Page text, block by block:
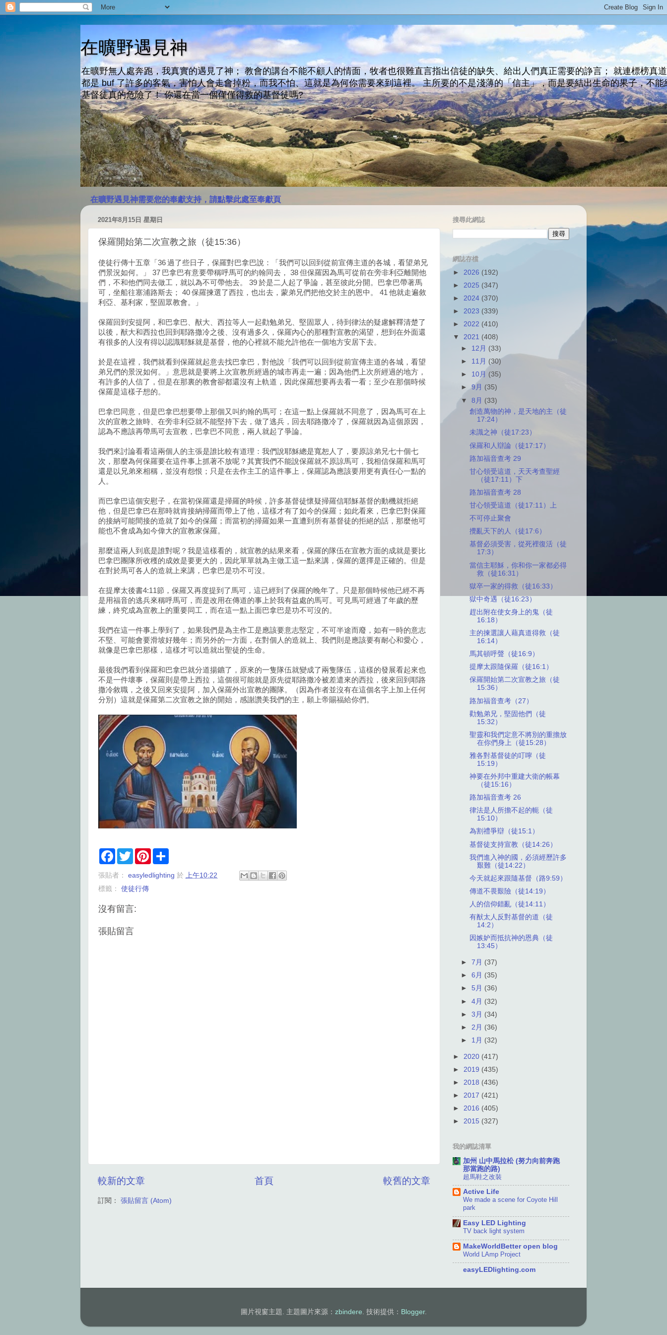
在曠野遇見神
在曠野無人處奔跑，我真實的遇見了神； 教會的講台不能不顧人的情面，牧者也很難直言指出信徒的缺失、給出人們真正需要的諍言； 就連標榜真
都是 buf 了許多的客氣，害怕人會走會掉粉，而我不怕、這就是為何你需要來到這裡。 主所要的不是淺薄的「信主」，而是要結出生命的果子，不能
基督徒真的危險了！ 你還在當一個僅僅得救的基督徒嗎?
在曠野遇見神需要您的奉獻支持，請點擊此處至奉獻頁
2021年8月15日 星期日
保羅開始第二次宣教之旅（徒15:36）
使徒行傳十五章「36 過了些日子，保羅對巴拿巴說：「我們可以回到從前宣傳主道的各城，看望弟兄
們景況如何。」 37 巴拿巴有意要帶稱呼馬可的約翰同去， 38 但保羅因為馬可從前在旁非利亞離開他
們，不和他們同去做工，就以為不可帶他去。 39 於是二人起了爭論，甚至彼此分開。巴拿巴帶著馬
可，坐船往塞浦路斯去； 40 保羅揀選了西拉，也出去，蒙弟兄們把他交於主的恩中。 41 他就走遍敘
利亞、基利家，堅固眾教會。」
保羅回到安提阿，和巴拿巴、猷大、西拉等人一起勸勉弟兄、堅固眾人，待到律法的疑慮解釋清楚了
以後，猷大和西拉也回到耶路撒冷之後、沒有過多久，保羅內心的那種對宣教的渴望，想到在外面還
有很多的人沒有得以認識耶穌就是基督，他的心裡就不能允許他在一個地方安居下去。
於是在這裡，我們就看到保羅就起意去找巴拿巴，對他說「我們可以回到從前宣傳主道的各城，看望
弟兄們的景況如何。」意思就是要將上次宣教所經過的城市再走一遍；因為他們上次所經過的地方，
有許多的人信了，但是在那裏的教會卻都還沒有上軌道，因此保羅想要再去看一看；至少在那個時候
保羅是這樣子想的。
巴拿巴同意，但是巴拿巴想要帶上那個又叫約翰的馬可；在這一點上保羅就不同意了，因為馬可在上
次的宣教之旅時、在旁非利亞就不能堅持下去，做了逃兵，回去耶路撒冷了，保羅就因為這個原因，
認為不應該再帶馬可去宣教，巴拿巴不同意，兩人就起了爭論。
我們來討論看看這兩個人的主張是誰比較有道理：我們說耶穌總是寬恕人了，要原諒弟兄七十個七
次，那麼為何保羅要在這件事上抓著不放呢？其實我們不能說保羅就不原諒馬可，我相信保羅和馬可
還是以兄弟來相稱，並沒有怨恨；只是在去作主工的這件事上，保羅認為應該要用更有責任心一點的
人。
而巴拿巴這個安慰子，在當初保羅還是掃羅的時候，許多基督徒懷疑掃羅信耶穌基督的動機就拒絕
他，但是巴拿巴在那時就肯接納掃羅而帶上了他，這樣才有了如今的保羅；如此看來，巴拿巴對保羅
的接納可能間接的造就了如今的保羅；而當初的掃羅如果一直遭到所有基督徒的拒絕的話，那麼他可
能也不會成為如今偉大的宣教家保羅。
那麼這兩人到底是誰對呢？我是這樣看的，就宣教的結果來看，保羅的隊伍在宣教方面的成就是要比
巴拿巴團隊所收穫的成效是要更大的，因此單單就為主做工這一點來講，保羅的選擇是正確的。但是
在對於馬可各人的造就上來講，巴拿巴是功不可沒。
在提摩太後書4:11節，保羅又再度提到了馬可，這已經到了保羅的晚年了。只是那個時候他已經不再
是用福音的逃兵來稱呼馬可，而是改用在傳道的事上於我有益處的馬可。可見馬可經過了年歲的歷
練，終究成為宣教上的重要同工，而在這一點上面巴拿巴是功不可沒的。
我們在這一件事上學到了，如果我們是為主作工是應該要意志堅定，不可半途而廢，如有一時的意志
不堅、可能會要滑坡好幾年；而另外的一方面，在對個人的造就上、我們則是應該要有耐心和愛心，
就像是巴拿巴那樣，這樣才可以造就出聖徒的生命。
最後我們看到保羅和巴拿巴就分道揚鑣了，原來的一隻隊伍就變成了兩隻隊伍，這樣的發展看起來也
不是一件壞事，保羅則是帶上西拉，這個很可能就是原先從耶路撒冷被差遣來的西拉，後來回到耶路
撒冷敘職，之後又回來安提阿，加入保羅外出宣教的團隊。（因為作者並沒有在這個名字上加上任何
分別）這就是保羅第二次宣教之旅的開始，感謝讚美我們的主，願上帝賜福給你們。
F
e
o
k
T
w
t
e
P
t
r
張貼者： easyledlighting 於
上午10:22
標籤： 使徒行傳
沒有留言:
張貼留言
較新的文章 較舊的文章
首頁
訂閱： 張貼留言 (Atom)
搜尋此網誌
網誌存檔
► 2026 (192)
► 2025 (347)
► 2024 (370)
► 2023 (339)
► 2022 (410)
▼ 2021 (408)
► 12月 (33)
► 11月 (30)
► 10月 (35)
►9月 (35)
▼8月 (33)
創造萬物的神，是天地的主（徒
17:24）
未識之神（徒17:23）
保羅和人辯論（徒17:17）
路加福音查考 29
甘心領受這道，天天考查聖經
（徒17:11）下
路加福音查考 28
甘心領受這道（徒17:11）上
不可停止聚會
攪亂天下的人（徒17:6）
基督必須受害，從死裡復活（徒
17:3）
當信主耶穌，你和你一家都必得
救（徒16:31）
獄卒一家的得救（徒16:33）
獄中奇遇（徒16:23）
趕出附在使女身上的鬼（徒
16:18）
主的揀選讓人藉真道得救（徒
16:14）
馬其頓呼聲（徒16:9）
提摩太跟隨保羅（徒16:1）
保羅開始第二次宣教之旅（徒
15:36）
路加福音查考（27）
勸勉弟兄，堅固他們（徒
15:32）
聖靈和我們定意不將別的重擔放
在你們身上（徒15:28）
雅各對基督徒的叮嚀（徒
15:19）
神要在外邦中重建大衛的帳幕
（徒15:16）
路加福音查考 26
律法是人所擔不起的軛（徒
15:10）
為割禮爭辯（徒15:1）
基督徒支持宣教（徒14:26）
我們進入神的國，必須經歷許多
艱難（徒14:22）
今天就起來跟隨基督（路9:59）
傳道不畏艱險（徒14:19）
人的信仰錯亂（徒14:11）
有猷太人反對基督的道（徒
14:2）
因嫉妒而抵抗神的恩典（徒
13:45）
►7月 (37)
►6月 (35)
► 5月 (36)
►4月 (32)
►3月 (34)
► 2月 (36)
► 1月 (32)
► 2020 (417)
► 2019 (435)
► 2018 (436)
► 2017 (421)
► 2016 (405)
► 2015 (327)
我的網誌清單
加州 山中馬拉松 (努力向前奔跑
那當跑的路)
超馬鞋之改裝
Active Life
We made a scene for Coyote Hill
park
Easy LED Lighting
TV back light system
MakeWorldBetter open blog
World LAmp Project
easyLEDlighting.com
圖片視窗主題. 主題圖片來源： zbindere. 技術提供： Blogger.